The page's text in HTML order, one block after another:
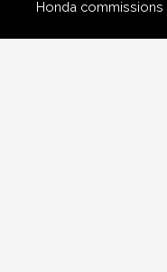
Honda commissions